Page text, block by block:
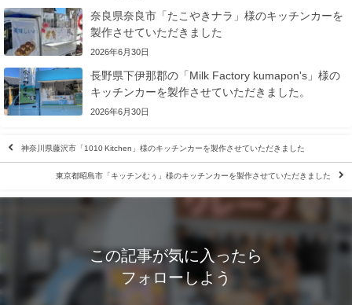
奈良県奈良市「たこやきナラ」様のキッチンカーを
製作させていただきました
2026年6月30日
長野県下伊那郡の「Milk Factory kumapon's」様の
キッチンカーを製作させていただきました。
2026年6月30日
神奈川県藤沢市「1010 Kitchen」様のキッチンカーを製作させていただきました
東京都昭島市「キッチンむぅ」様のキッチンカーを製作させていただきました
この記事が気に入ったら
フォローしよう